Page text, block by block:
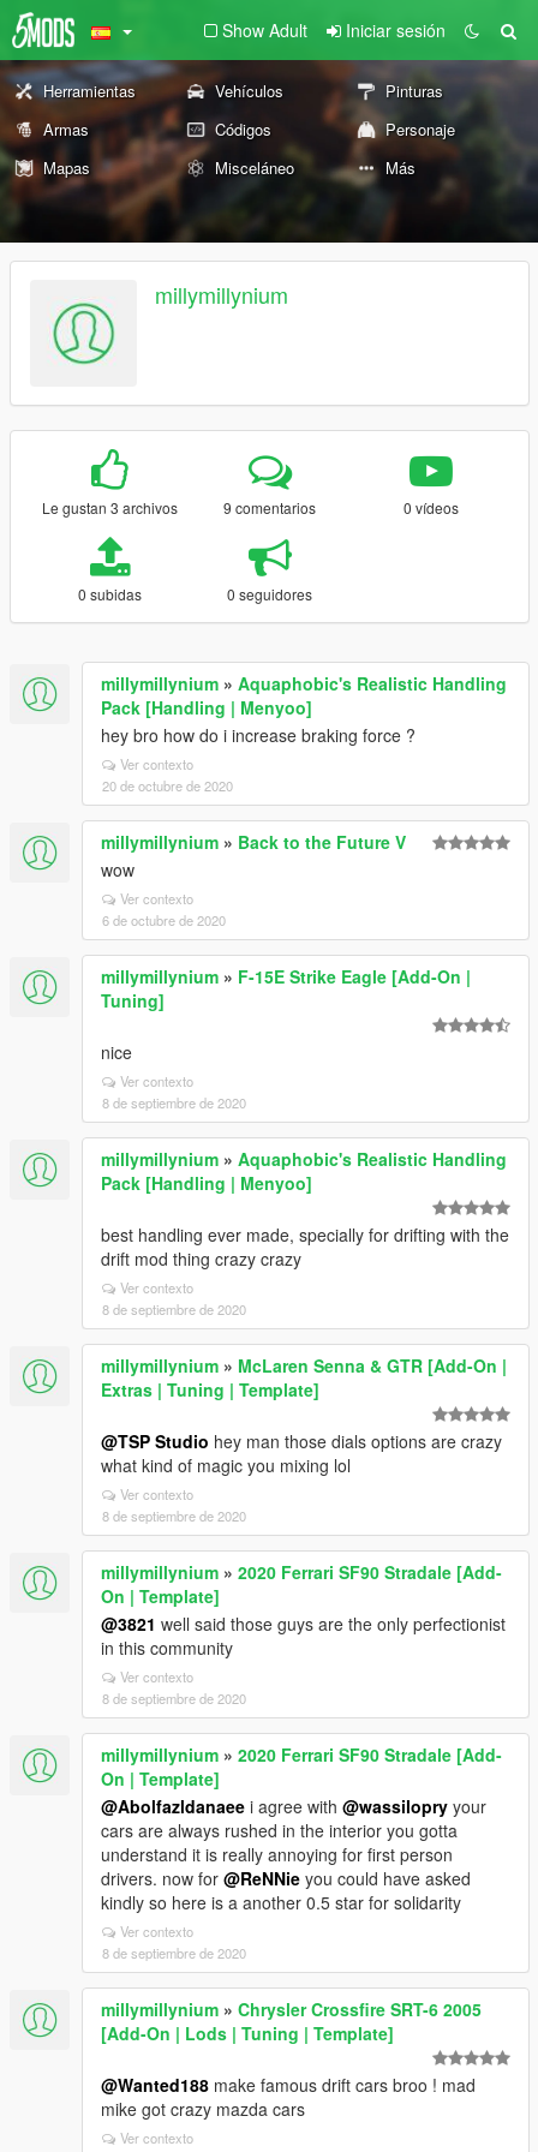
Show Adult Iniciar sesión
Herramientas Vehículos
Pinturas
Armas
Códigos
Personaje
Mapas
Misceláneo Más
millymillynium
Le gustan 3 archivos 9 comentarios 0 vídeos
0 subidas 0 seguidores
millymillynium » Aquaphobic's Realistic Handling
Pack [Handling | Menyoo]
hey bro how do i increase braking force ?
Ver contexto
20 de octubre de 2020
millymillynium » Back to the Future V
wow
Ver contexto
6 de octubre de 2020
millymillynium » F-15E Strike Eagle [Add-On |
Tuning]
nice
Ver contexto
8 de septiembre de 2020
millymillynium » Aquaphobic's Realistic Handling
Pack [Handling | Menyoo]
best handling ever made, specially for drifting with the
drift mod thing crazy crazy
Ver contexto
8 de septiembre de 2020
millymillynium » McLaren Senna & GTR [Add-On |
Extras | Tuning | Template]
@TSP Studio hey man those dials options are crazy
what kind of magic you mixing lol
Ver contexto
8 de septiembre de 2020
millymillynium » 2020 Ferrari SF90 Stradale [Add-
On | Template]
@3821 well said those guys are the only perfectionist
in this community
Ver contexto
8 de septiembre de 2020
millymillynium » 2020 Ferrari SF90 Stradale [Add-
On | Template]
@Abolfazldanaee i agree with @wassilopry your
cars are always rushed in the interior you gotta
understand it is really annoying for first person
drivers. now for @ReNNie you could have asked
kindly so here is a another 0.5 star for solidarity
Ver contexto
8 de septiembre de 2020
millymillynium » Chrysler Crossfire SRT-6 2005
[Add-On | Lods | Tuning | Template]
@Wanted188 make famous drift cars broo ! mad
mike got crazy mazda cars
Ver contexto